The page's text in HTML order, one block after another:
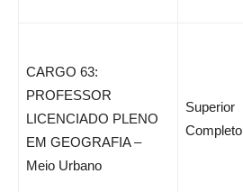
CARGO 63:
PROFESSOR
LICENCIADO PLENO
EM GEOGRAFIA –
Meio Urbano
Superior
Completo